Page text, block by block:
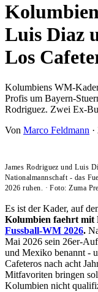
Luis Diaz
Los
Kolumbiens WM-
Profis um Bayern-
Rodriguez. Zwei Ex-
Von Marco Feldmann ·
James Rodriguez und Luis
Nationalmannschaft - das
2026 ruhen. ·Foto: Zuma
Es ist der Kader, auf
Kolumbien faehrt mit
Fussball-WM 2026.
Mai 2026 sein 26er-
und Mexiko benannt -
Cafeteros nach acht
Mitfavoriten bringen
Kolumbien nicht